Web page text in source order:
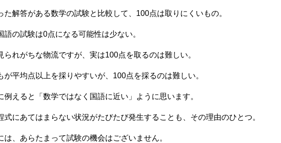
た解答がある数学の試験と比較して、100点は取りにくいもの。
語の試験は0点になる可能性は少ない。
られがちな物流ですが、実は100点を取るのは難しい。
が平均点以上を採りやすいが、100点を採るのは難しい。
例えると「数学ではなく国語に近い」ように思います。
式にあてはまらない状況がたびたび発生することも、その理由のひとつ。
は、あらたまって試験の機会はございません。